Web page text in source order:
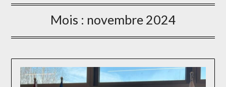
Mois : novembre 2024